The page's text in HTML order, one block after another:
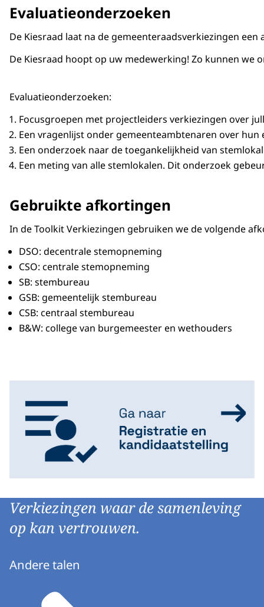
Duidelijke en tijdige informatievoorziening
Gemeenten geven aan duidelijkere en tijdige
Het CSB heeft bij gemeenteraadsverkiezingen
De benoeming van het CSB is voor 4
Tussentijdse benoemingen duren korter: het
Bij de inwerkingtreding van npvv zijn
Tussentijdse benoemingen/ontslag van
Registraties, kandidaatstelling en
Wat kan je nu al doen?
De benoeming van het CSB controleren:
Evaluatieonderzoeken
De Kiesraad laat na de gemeenteraadsverkiezingen
De Kiesraad hoopt op uw medewerking! Zo kunnen
Evaluatieonderzoeken:
Focusgroepen met projectleiders verkiezingen over
Een vragenlijst onder gemeenteambtenaren over
Een onderzoek naar de toegankelijkheid van
Een meting van alle stemlokalen. Dit onderzoek
Gebruikte afkortingen
In de Toolkit Verkiezingen gebruiken we de volgende
DSO: decentrale stemopneming
CSO: centrale stemopneming
SB: stembureau
GSB: gemeentelijk stembureau
CSB: centraal stembureau
B&W: college van burgemeester en wethouders
Verkiezingen waar de samenleving
op kan vertrouwen.
Andere talen